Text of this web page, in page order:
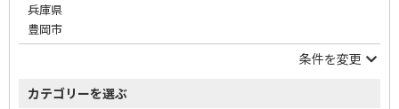
兵庫県
豊岡市
条件を変更
カテゴリーを選ぶ